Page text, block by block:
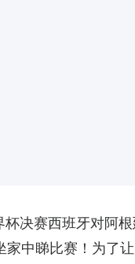
决赛西班牙对阿
中睇比赛！为了